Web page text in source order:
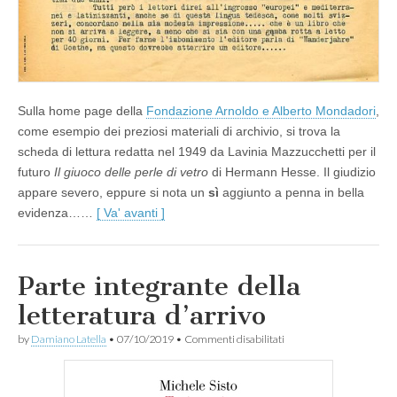
Sulla home page della Fondazione Arnoldo e Alberto Mondadori,
come esempio dei preziosi materiali di archivio, si trova la
scheda di lettura redatta nel 1949 da Lavinia Mazzucchetti per il
futuro Il giuoco delle perle di vetro di Hermann Hesse. Il giudizio
appare severo, eppure si nota un sì aggiunto a penna in bella
evidenza…… [ Va' avanti ]
Parte integrante della
letteratura d’arrivo
by Damiano Latella • 07/10/2019 • Commenti disabilitati